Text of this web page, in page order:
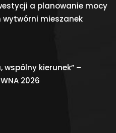
a planowanie mocy
mieszanek
wspólny kierunek” –
2026